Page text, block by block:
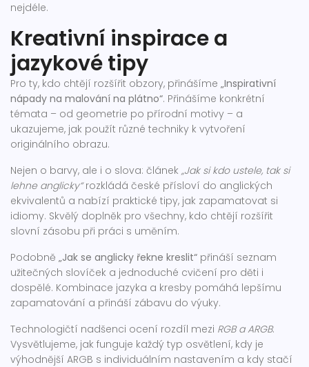
nejdéle.
Kreativní inspirace a
jazykové tipy
Pro ty, kdo chtějí rozšířit obzory, přinášíme „Inspirativní
nápady na malování na plátno“. Přinášíme konkrétní
témata – od geometrie po přírodní motivy – a
ukazujeme, jak použít různé techniky k vytvoření
originálního obrazu.
Nejen o barvy, ale i o slova: článek „Jak si kdo ustele, tak si
lehne anglicky“rozkládá české přísloví do anglických
ekvivalentů a nabízí praktické tipy, jak zapamatovat si
idiomy. Skvělý doplněk pro všechny, kdo chtějí rozšířit
slovní zásobu při práci s uměním.
Podobně „Jak se anglicky řekne kreslit“ přináší seznam
užitečných slovíček a jednoduché cvičení pro děti i
dospělé. Kombinace jazyka a kresby pomáhá lepšímu
zapamatování a přináší zábavu do výuky.
Technologičtí nadšenci ocení rozdíl mezi RGB a ARGB.
Vysvětlujeme, jak funguje každý typ osvětlení, kdy je
výhodnější ARGB s individuálním nastavením a kdy stačí